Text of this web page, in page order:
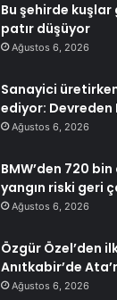
Bu şehirde
patır düşüyor
Ağustos 6, 2026
Sanayici
ediyor: Devreden
Ağustos 6, 2026
BMW’den 720
yangın riski geri
Ağustos 6, 2026
Özgür Özel’den
Anıtkabir’de
Ağustos 6, 2026